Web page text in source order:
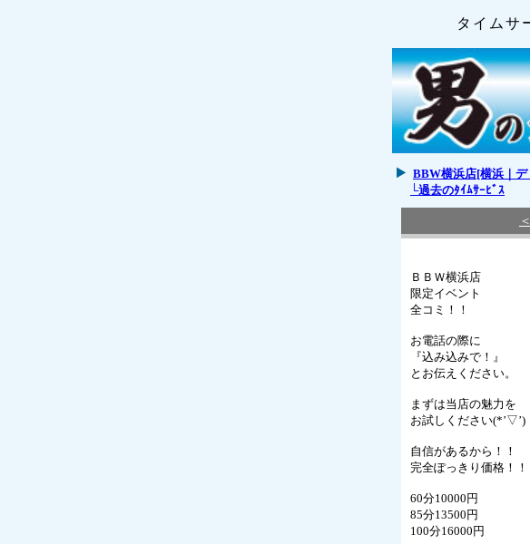
タイムサ
BBW横浜店[横浜｜デ
└過去のﾀｲﾑｻｰﾋﾞｽ
ＢＢＷ横浜店
限定イベント
全コミ！！
お電話の際に
『込み込みで！』
とお伝えください。
まずは当店の魅力を
お試しください(*’▽’)
自信があるから！！
完全ぽっきり価格！！
60分10000円
85分13500円
100分16000円